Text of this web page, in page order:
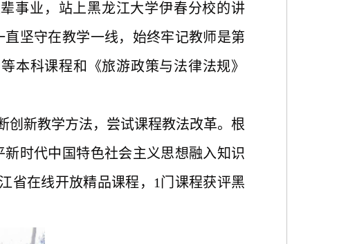
事业，站上黑龙江大学伊春分校的讲
坚守在教学一线，始终牢记教师是第
本科课程和《旅游政策与法律法规》
创新教学方法，尝试课程教法改革。根
时代中国特色社会主义思想融入知识
省在线开放精品课程，1门课程获评黑